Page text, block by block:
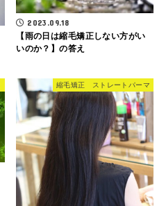
2023.09.18
【雨の日は縮毛矯正しない方がい
いのか？】の答え
縮毛矯正 ストレートパーマ